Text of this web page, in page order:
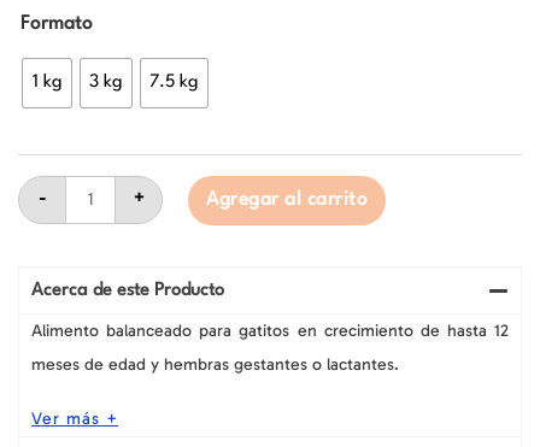
Formato
1 kg 3 kg 7.5 kg
-
Purina
Pro
Kitten,
Alimento
Seco
Gatitos,
bolsa
cantidad
+ Agregar al carrito
Acerca de este Producto
Alimento balanceado para gatitos en crecimiento de hasta 12
meses de edad y hembras gestantes o lactantes.
Ver más +